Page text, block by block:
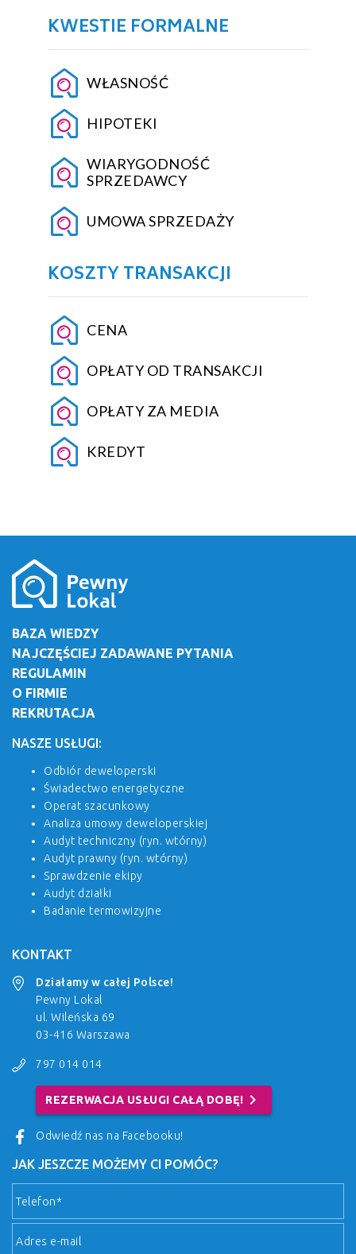
KWESTIE FORMALNE
WŁASNOŚĆ
HIPOTEKI
WIARYGODNOŚĆ
SPRZEDAWCY
UMOWA SPRZEDAŻY
KOSZTY TRANSAKCJI
CENA
OPŁATY OD TRANSAKCJI
OPŁATY ZA MEDIA
KREDYT
BAZA WIEDZY
NAJCZĘŚCIEJ ZADAWANE PYTANIA
REGULAMIN
O FIRMIE
REKRUTACJA
NASZE USŁUGI:
Odbiór deweloperski
Świadectwo energetyczne
Operat szacunkowy
Analiza umowy deweloperskiej
Audyt techniczny (ryn. wtórny)
Audyt prawny (ryn. wtórny)
Sprawdzenie ekipy
Audyt działki
Badanie termowizyjne
KONTAKT
Działamy w całej Polsce!
Pewny Lokal
ul. Wileńska 69
03-416 Warszawa
797 014 014
REZERWACJA USŁUGI CAŁĄ DOBĘ! chevron_right
Odwiedź nas na Facebooku!
JAK JESZCZE MOŻEMY CI POMÓC?